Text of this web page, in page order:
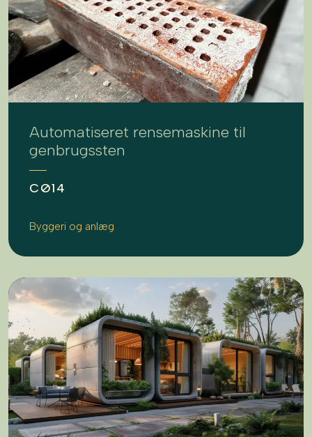
Automatiseret rensemaskine til
genbrugssten
CØ14
Byggeri og anlæg